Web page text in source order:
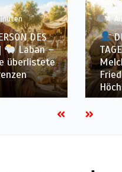
DES
|
des
des
3.
der